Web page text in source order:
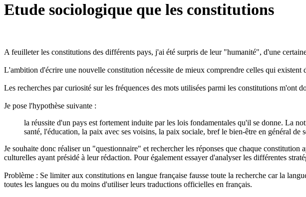
Etude sociologique que les constitutions
A feuilleter les constitutions des différents pays, j'ai été surpris de leur "humanité", d'une
L'ambition d'écrire une nouvelle constitution nécessite de mieux comprendre celles qui existent
Les recherches par curiosité sur les fréquences des mots utilisées parmi les constitutions m'ont
Je pose l'hypothèse suivante :
la réussite d'un pays est fortement induite par les lois fondamentales qu'il se donne. La
santé, l'éducation, la paix avec ses voisins, la paix sociale, bref le bien-être en général de
Je souhaite donc réaliser un "questionnaire" et rechercher les réponses que chaque
culturelles ayant présidé à leur rédaction. Pour également essayer d'analyser les différentes
Problème : Se limiter aux constitutions en langue française fausse toute la recherche car la
toutes les langues ou du moins d'utiliser leurs traductions officielles en français.